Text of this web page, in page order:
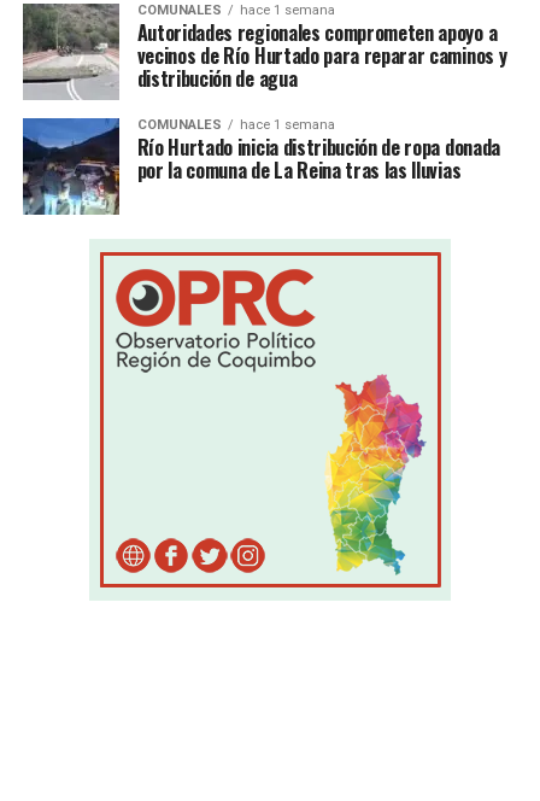
COMUNALES hace 1 semana
Autoridades regionales comprometen apoyo a
vecinos de Río Hurtado para reparar caminos y
distribución de agua
COMUNALES hace 1 semana
Río Hurtado inicia distribución de ropa donada
por la comuna de La Reina tras las lluvias